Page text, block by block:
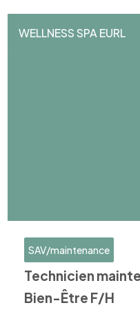
WELLNESS SPA EURL
SAV/maintenance
Technicien
Bien-Être F/H